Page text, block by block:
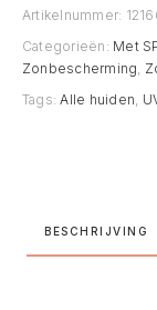
UVA
UVB
aantal
Artikelnummer:
Categorieën: Met
Zonbescherming
Tags:Alle huiden
BESCHRIJVING